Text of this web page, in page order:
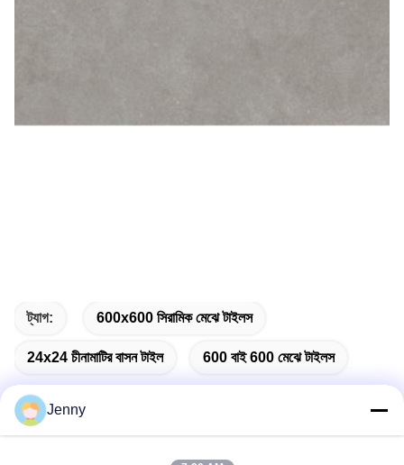
ট্যাগ: 600x600 সিরামিক মেঝে টাইলস
24x24 চীনামাটির বাসন টাইল 600 বাই 600 মেঝে টাইলস
Jenny